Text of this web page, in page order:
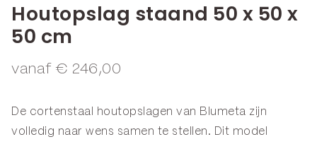
Houtopslag staand 50 x 50 x
50 cm
vanaf € 246,00
De cortenstaal houtopslagen van Blumeta zijn
volledig naar wens samen te stellen. Dit model